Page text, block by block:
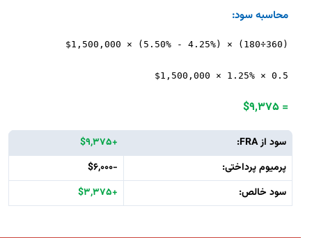
محاسبه سود:
$1,500,000 × (5.50% - 4.25%) × (180÷360)
$1,500,000 × 1.25% × 0.5
= $9,375
سود از FRA:
پرمیوم پرداختی:
سود خالص: